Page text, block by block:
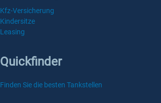
Kfz-Versicherung
Kindersitze
Leasing
Quickfinder
Finden Sie die besten Tankstellen